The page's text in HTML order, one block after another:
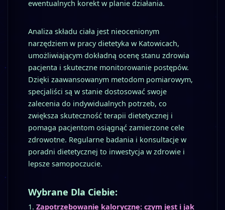
ewentualnych korekt w planie działania.
Analiza składu ciała jest nieocenionym
narzędziem w pracy dietetyka w Katowicach,
umożliwiającym dokładną ocenę stanu zdrowia
pacjenta i skuteczne monitorowanie postępów.
Dzięki zaawansowanym metodom pomiarowym,
specjaliści są w stanie dostosować swoje
zalecenia do indywidualnych potrzeb, co
zwiększa skuteczność terapii dietetycznej i
pomaga pacjentom osiągnąć zamierzone cele
zdrowotne. Regularne badania i konsultacje w
poradni dietetycznej to inwestycja w zdrowie i
lepsze samopoczucie.
Wybrane Dla Ciebie:
Zapotrzebowanie kaloryczne: czym jest i jak